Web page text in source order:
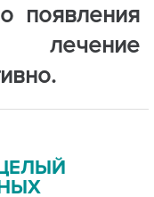
появления
лечение